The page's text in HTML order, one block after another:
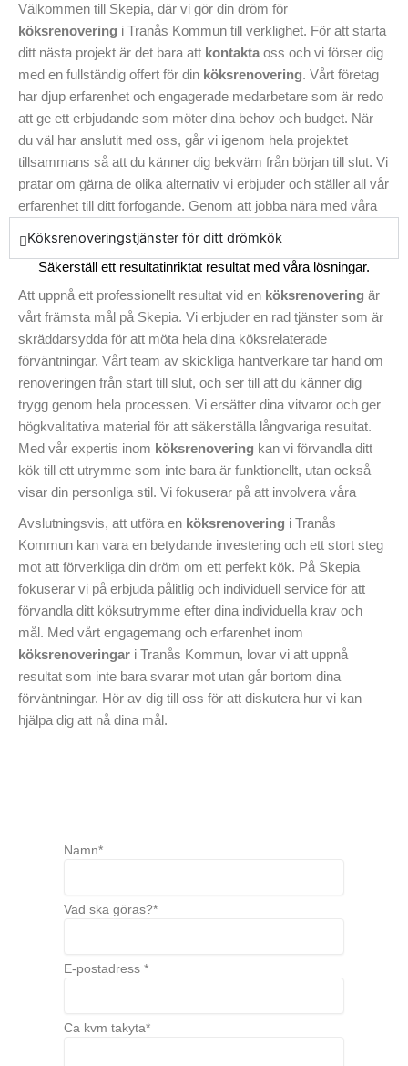
idag.
Välkommen till Skepia, där vi gör din dröm för
köksrenovering i Tranås Kommun till verklighet. För att starta
ditt nästa projekt är det bara att kontakta oss och vi förser dig
med en fullständig offert för din köksrenovering. Vårt företag
har djup erfarenhet och engagerade medarbetare som är redo
att ge ett erbjudande som möter dina behov och budget. När
du väl har anslutit med oss, går vi igenom hela projektet
tillsammans så att du känner dig bekväm från början till slut. Vi
pratar om gärna de olika alternativ vi erbjuder och ställer all vår
erfarenhet till ditt förfogande. Genom att jobba nära med våra
detaljrikedom.
Köksrenoveringar
men vi är här för att göra processen effektiv och okomplicerad
för dig. Oavsett om du skall göra ett litet projekt, vill vi hjälpa
dig att uppnå dina mål. Så vänta inte,kontakta oss idag för ett
skräddarsytt kostnadsförslag och se skillnaden med kvalitativ
köksrenoveringi Tranås Kommun.
Köksrenoveringstjänster för ditt drömkök
Säkerställ ett resultatinriktat resultat med våra lösningar.
Att uppnå ett professionellt resultat vid en köksrenovering är
vårt främsta mål på Skepia. Vi erbjuder en rad tjänster som är
skräddarsydda för att möta hela dina köksrelaterade
förväntningar. Vårt team av skickliga hantverkare tar hand om
renoveringen från start till slut, och ser till att du känner dig
trygg genom hela processen. Vi ersätter dina vitvaror och ger
högkvalitativa material för att säkerställa långvariga resultat.
Med vår expertis inom köksrenovering kan vi förvandla ditt
kök till ett utrymme som inte bara är funktionellt, utan också
visar din personliga stil. Vi fokuserar på att involvera våra
kunder genom hela projektet för att säkerställa att varje detalj
utformning och planering till montering, vilket innebär att du har
en komplett lösning från en enda tillförlitlig källa. Så om du letar
resultatet alltid är i fokus, låt Skepia vara ditt val för ett hållbart
och elegant hem. Utforska hela våra tjänster idag.
Avslutningsvis, att utföra en köksrenovering i Tranås
Kommun kan vara en betydande investering och ett stort steg
mot att förverkliga din dröm om ett perfekt kök. På Skepia
fokuserar vi på erbjuda pålitlig och individuell service för att
förvandla ditt köksutrymme efter dina individuella krav och
mål. Med vårt engagemang och erfarenhet inom
köksrenoveringar i Tranås Kommun, lovar vi att uppnå
resultat som inte bara svarar mot utan går bortom dina
förväntningar. Hör av dig till oss för att diskutera hur vi kan
hjälpa dig att nå dina mål.
Namn*
Vad ska göras?*
E-postadress *
Ca kvm takyta*